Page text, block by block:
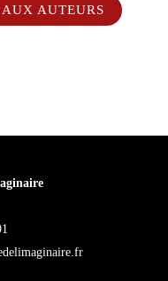
AUTEURS